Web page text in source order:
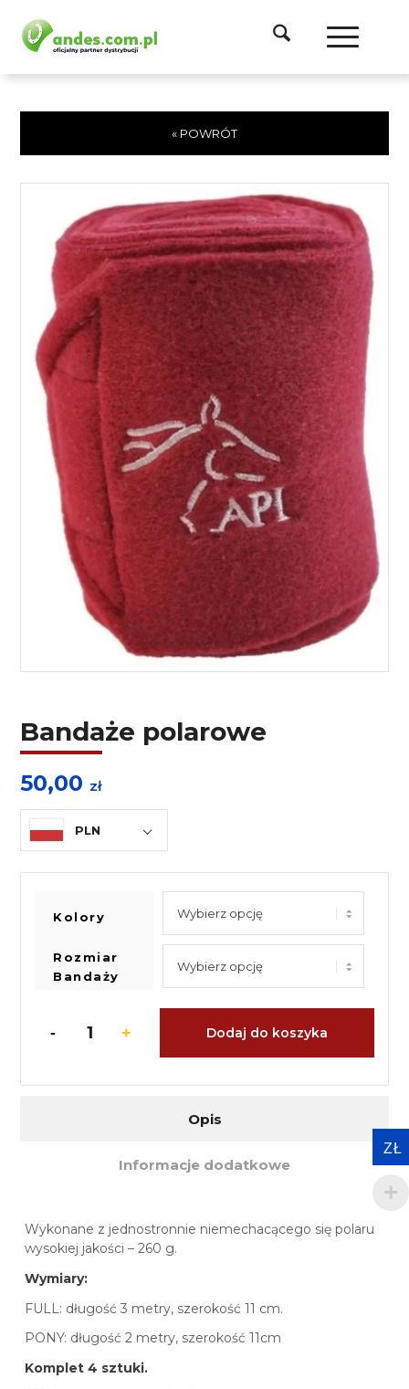
« POWRÓT
Bandaże polarowe
50,00 zł
PLN
Kolory
Rozmiar
Bandaży
Dodaj do koszyka
Opis
Informacje dodatkowe
Wykonane z jednostronnie niemechacącego się polaru
wysokiej jakości – 260 g.
Wymiary:
FULL: długość 3 metry, szerokość 11 cm.
PONY: długość 2 metry, szerokość 11cm
Komplet 4 sztuki.
ZŁ